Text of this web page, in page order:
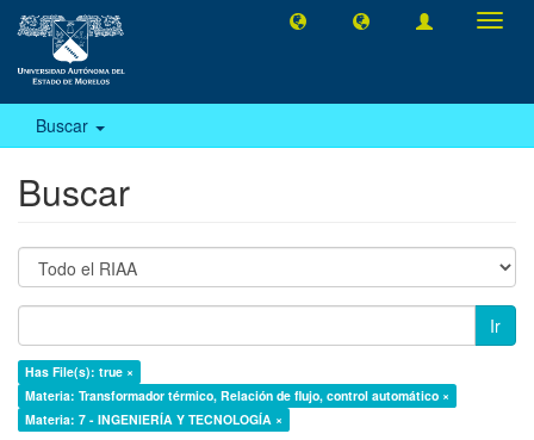
Buscar
Buscar
Ir
Has File(s): true ×
Materia: Transformador térmico, Relación de flujo, control automático ×
Materia: 7 - INGENIERÍA Y TECNOLOGÍA ×